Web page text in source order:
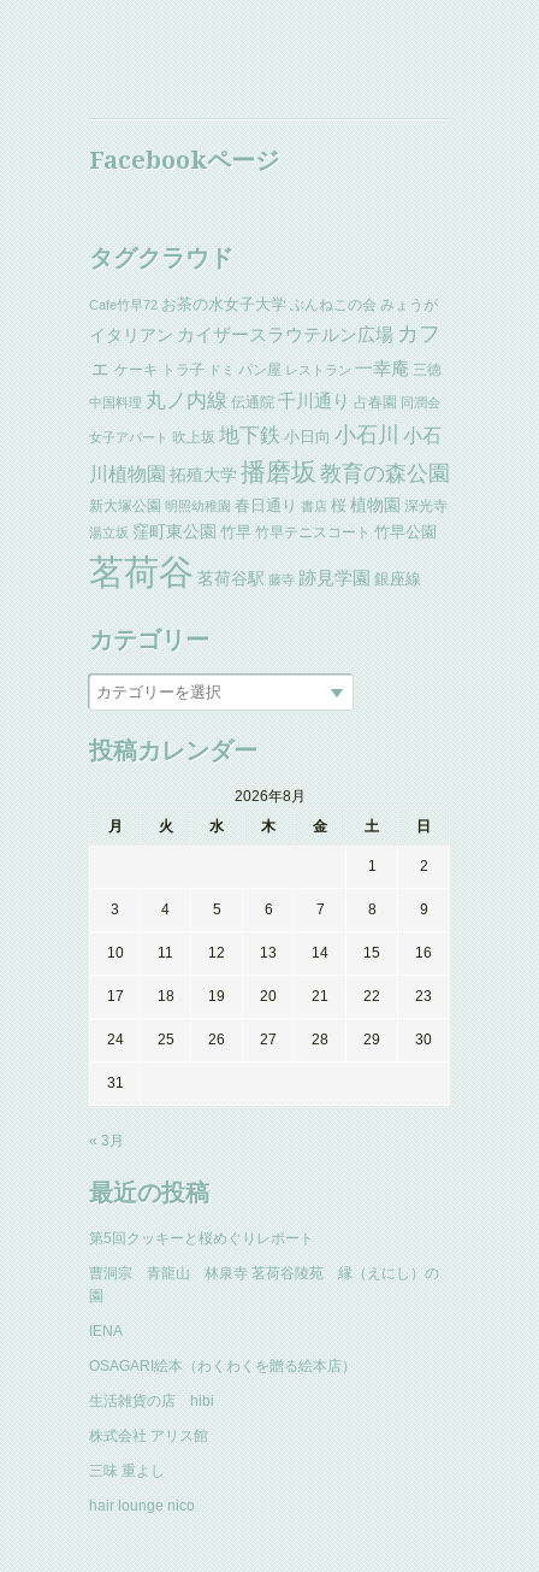
Facebookページ
タグクラウド
Cafe竹早72 お茶の水女子大学 ぶんねこの会 みょうが
イタリアン カイザースラウテルン広場 カフ
ェ ケーキ トラ子 ドミ パン屋 レストラン 一幸庵 三徳
中国料理 丸ノ内線 伝通院 千川通り 占春園 同潤会
女子アパート 吹上坂 地下鉄 小日向 小石川 小石
川植物園 拓殖大学 播磨坂 教育の森公園
新大塚公園 明照幼稚園 春日通り 書店 桜 植物園 深光寺
湯立坂 窪町東公園 竹早 竹早テニスコート 竹早公園
茗荷谷 茗荷谷駅 藤寺 跡見学園 銀座線
カテゴリー
投稿カレンダー
2026年8月
月
火 水 木 金 土 日
1 2
3 4 5 6 7 8 9
10 11 12 13 14 15 16
17 18 19 20 21 22 23
24 25 26 27 28 29 30
31
« 3月
最近の投稿
第5回クッキーと桜めぐりレポート
曹洞宗 青龍山 林泉寺 茗荷谷陵苑 縁（えにし）の
園
IENA
OSAGARI絵本（わくわくを贈る絵本店）
生活雑貨の店 hibi
株式会社 アリス館
三味 重よし
hair lounge nico